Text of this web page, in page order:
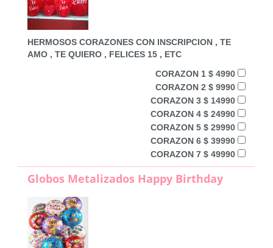
HERMOSOS CORAZONES CON INSCRIPCION , TE
AMO , TE QUIERO , FELICES 15 , ETC
CORAZON 1 $ 4990
CORAZON 2 $ 9990
CORAZON 3 $ 14990
CORAZON 4 $ 24990
CORAZON 5 $ 29990
CORAZON 6 $ 39990
CORAZON 7 $ 49990
Globos Metalizados Happy Birthday